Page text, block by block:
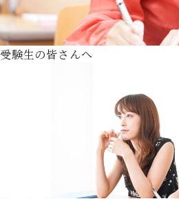
受験生の皆さんへ